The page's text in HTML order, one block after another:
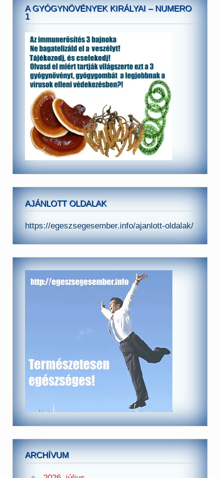
A GYÓGYNÖVÉNYEK KIRÁLYAI – NUMERO
1
AJÁNLOTT OLDALAK
https://egeszsegesember.info/ajanlott-oldalak/
ARCHÍVUM